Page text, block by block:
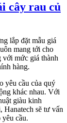
cây rau củ
lắp đặt mẫu giá
mang tới cho
với mức giá thành
hàng.
yêu cầu của quý
khác nhau. Với
giàu kinh
Hanatech sẽ tư vấn
cầu.